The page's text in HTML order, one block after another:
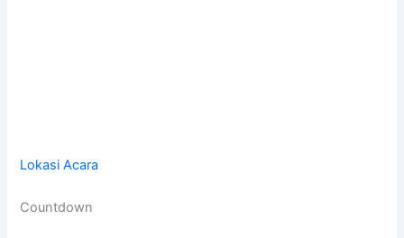
Lokasi Acara
Countdown